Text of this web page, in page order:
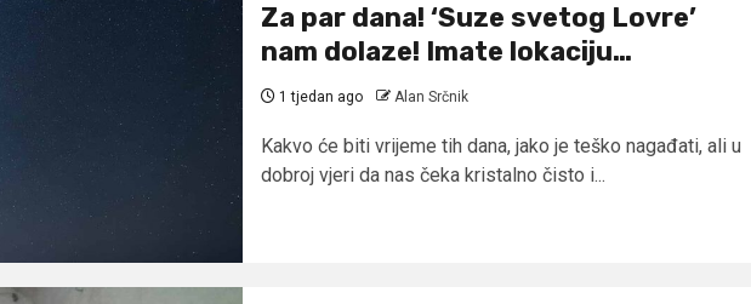
Za par dana! ‘Suze svetog Lovre’
nam dolaze! Imate lokaciju…
1 tjedan ago Alan Srčnik
Kakvo će biti vrijeme tih dana, jako je teško nagađati, ali u
dobroj vjeri da nas čeka kristalno čisto i...